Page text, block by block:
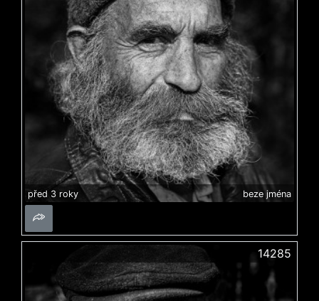
před 3 roky beze jména
14285